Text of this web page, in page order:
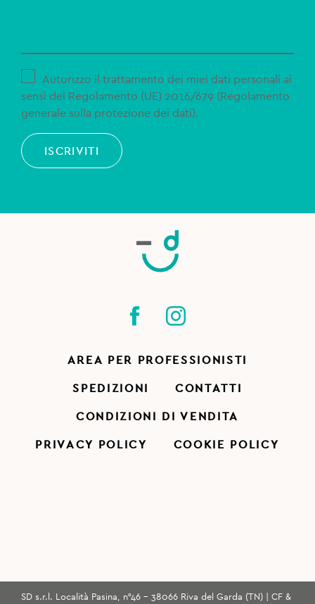
Autorizzo il trattamento dei miei dati personali ai
sensi del Regolamento (UE) 2016/679 (Regolamento
generale sulla protezione dei dati).
ISCRIVITI
AREA PER PROFESSIONISTI
SPEDIZIONI CONTATTI
CONDIZIONI DI VENDITA
PRIVACY POLICY COOKIE POLICY
SD s.r.l. Località Pasina, n°46 - 38066 Riva del Garda (TN) | CF &